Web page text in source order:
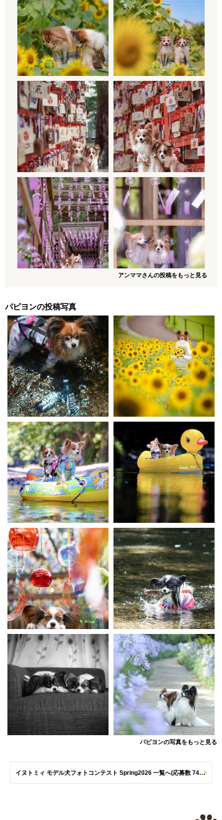
アンママさんの投稿をもっと見る
パピヨンの投稿写真
パピヨンの写真をもっと見る
イヌトミィ モデル犬フォトコンテスト Spring2026 一覧へ(応募数 747枚)